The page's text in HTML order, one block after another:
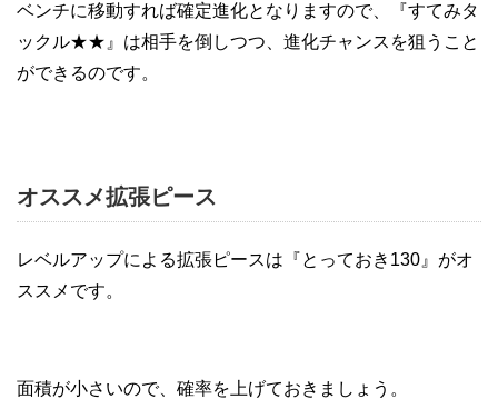
ベンチに移動すれば確定進化となりますので、『すてみタ
ックル★★』は相手を倒しつつ、進化チャンスを狙うこと
ができるのです。
オススメ拡張ピース
レベルアップによる拡張ピースは『とっておき130』がオ
ススメです。
面積が小さいので、確率を上げておきましょう。